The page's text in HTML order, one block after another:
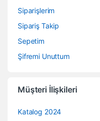
Siparişlerim
Sipariş Takip
Sepetim
Şifremi Unuttum
Müşteri İlişkileri
Katalog 2024